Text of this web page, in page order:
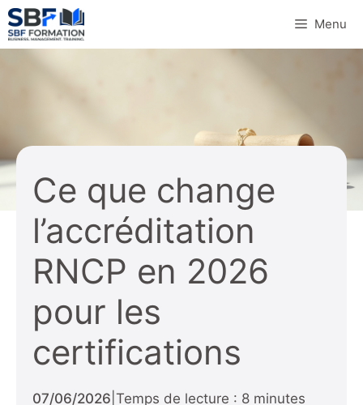
Aller
au
contenu
Menu
Ce que change
l’accréditation
RNCP en 2026
pour les
certifications
07/06/2026 Temps de lecture : 8 minutes